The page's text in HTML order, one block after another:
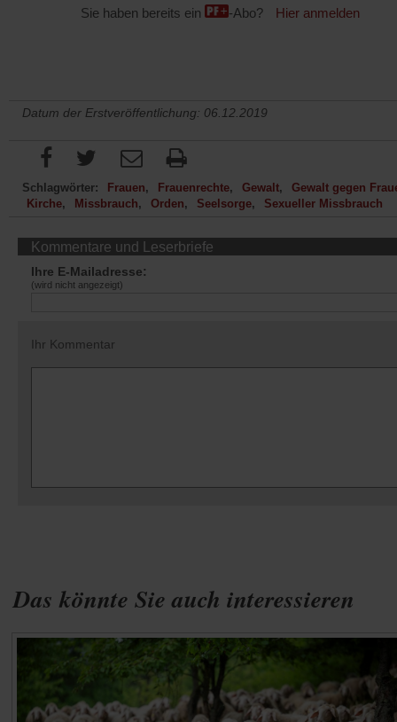
Das könnte Sie auch interessieren
Sie haben bereits ein -Abo? Hier anmelden
Datum der Erstveröffentlichung: 06.12.2019
Schlagwörter: Frauen Frauenrechte Gewalt
Gewalt gegen
Kirche
Missbrauch Orden Seelsorge Sexueller Missbrauch
Kommentare und Leserbriefe
Ihre E-Mailadresse:
(wird nicht angezeigt)
Ihr Kommentar